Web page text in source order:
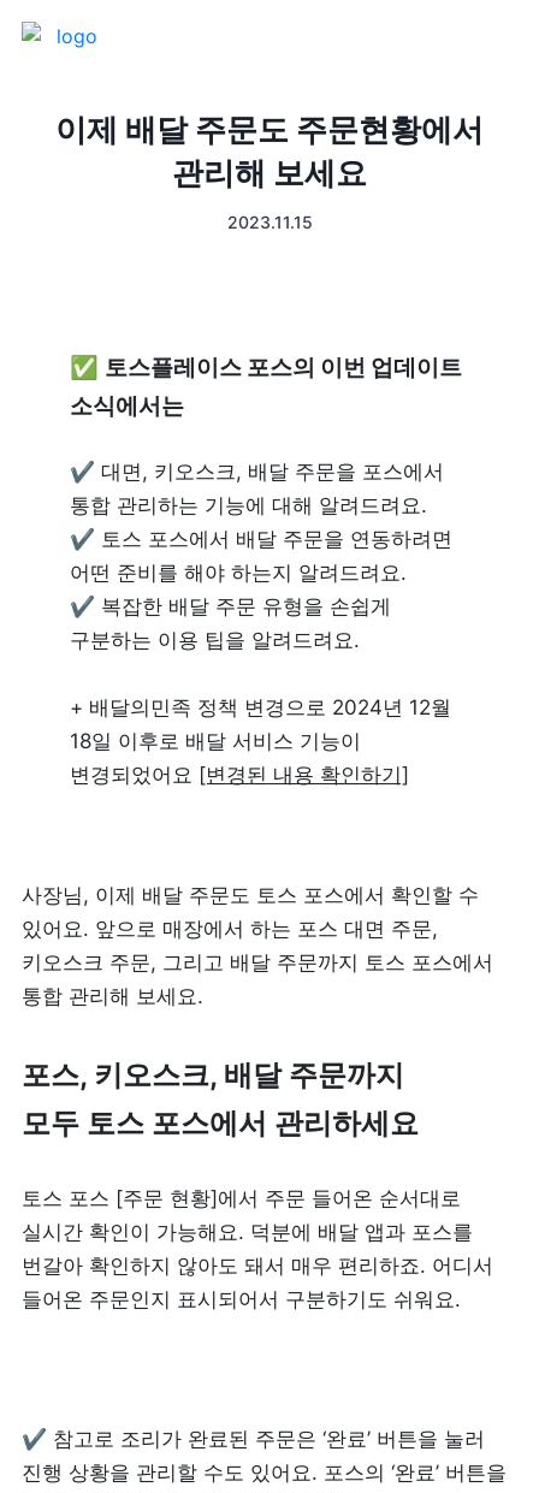
고객관리
매출 장부
키오스크
테이블주문
리뷰 모으기
업종별 기능
카페・베이커리
술집・바
도・소매업
무인매장
서비스업
피트니스 페이스패스
추천 조합
사장님 스토리
광고 제휴
이제 배달 주문도 주문현황에서
관리해 보세요
2023.11.15
✅ 토스플레이스 포스의 이번 업데이트
소식에서는
✔ 대면, 키오스크, 배달 주문을 포스에서
통합 관리하는 기능에 대해 알려드려요.
✔ 토스 포스에서 배달 주문을 연동하려면
어떤 준비를 해야 하는지 알려드려요.
✔ 복잡한 배달 주문 유형을 손쉽게
구분하는 이용 팁을 알려드려요.
+ 배달의민족 정책 변경으로 2024년 12월
18일 이후로 배달 서비스 기능이
변경되었어요 [변경된 내용 확인하기]
사장님, 이제 배달 주문도 토스 포스에서 확인할 수
있어요. 앞으로 매장에서 하는 포스 대면 주문,
키오스크 주문, 그리고 배달 주문까지 토스 포스에서
통합 관리해 보세요.
포스, 키오스크, 배달 주문까지
모두 토스 포스에서 관리하세요
토스 포스 [주문 현황]에서 주문 들어온 순서대로
실시간 확인이 가능해요. 덕분에 배달 앱과 포스를
번갈아 확인하지 않아도 돼서 매우 편리하죠. 어디서
들어온 주문인지 표시되어서 구분하기도 쉬워요.
✔ 참고로 조리가 완료된 주문은 ‘완료’ 버튼을 눌러
진행 상황을 관리할 수도 있어요. 포스의 ‘완료’ 버튼을